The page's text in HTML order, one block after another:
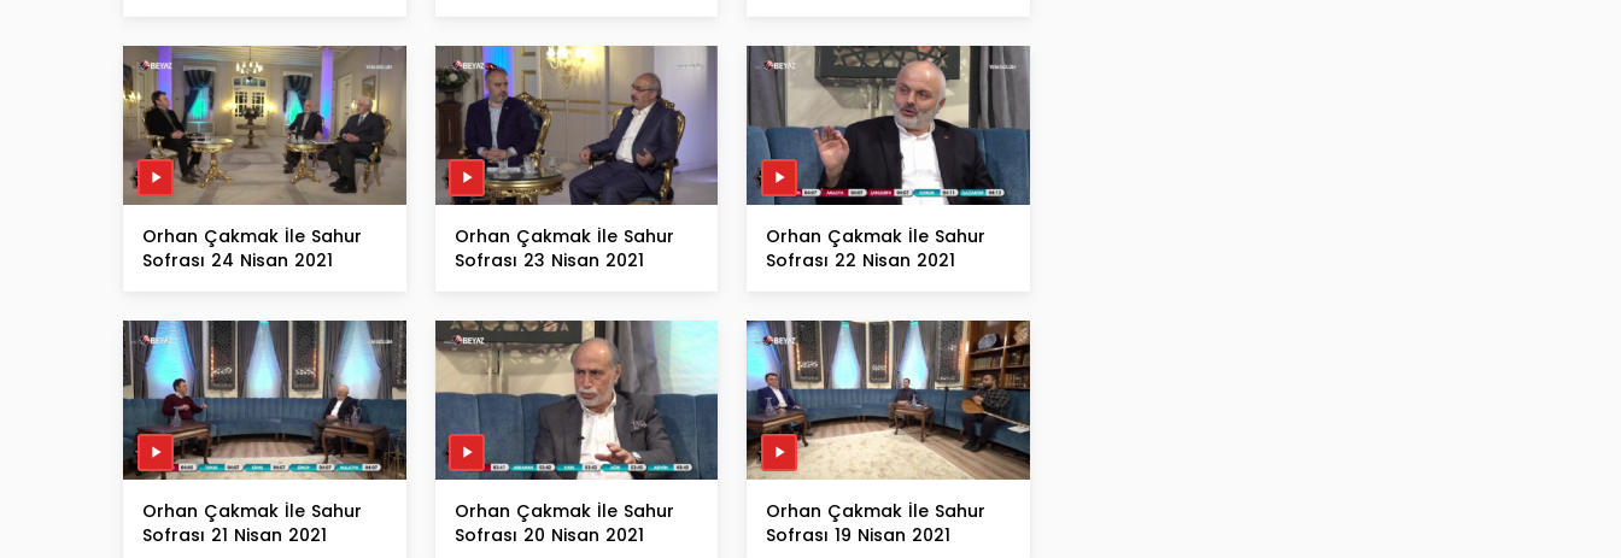
Orhan Çakmak İle Sahur
Sofrası 24 Nisan 2021
Orhan Çakmak İle Sahur
Sofrası 23 Nisan 2021
Orhan Çakmak İle Sahur
Sofrası 22 Nisan 2021
Orhan Çakmak İle Sahur
Sofrası 21 Nisan 2021
Orhan Çakmak İle Sahur
Sofrası 20 Nisan 2021
Orhan Çakmak İle Sahur
Sofrası 19 Nisan 2021